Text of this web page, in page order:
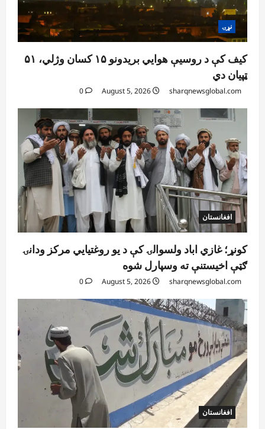
5
sharqnewsglobal.com
August 5, 2026
نړۍ
کیف کې د روسیې هوايي بریدونو ۱۵ کسان وژلي، ۵۱
ټپیان دي
sharqnewsglobal.com
0
افغانستان
کونړ؛ غازي اباد ولسوالۍ کې د یو روغتیايي مرکز ودانۍ
ګټې اخیستنې ته وسپارل شوه
sharqnewsglobal.com
0
افغانستان